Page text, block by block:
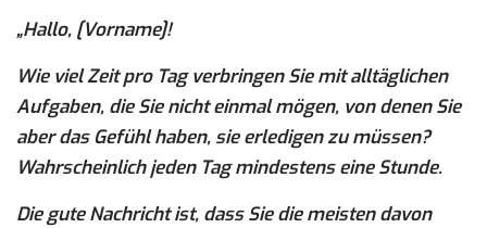
„Hallo, [Vorname]!
Wie viel Zeit pro Tag verbringen Sie mit alltäglichen
Aufgaben, die Sie nicht einmal mögen, von denen Sie
aber das Gefühl haben, sie erledigen zu müssen?
Wahrscheinlich jeden Tag mindestens eine Stunde.
Die gute Nachricht ist, dass Sie die meisten davon